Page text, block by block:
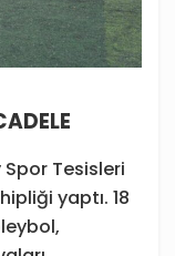
Tesisleri
yaptı. 18